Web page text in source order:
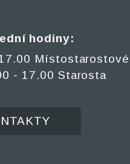
hodiny:
Místostarostové
- 17.00 Starosta